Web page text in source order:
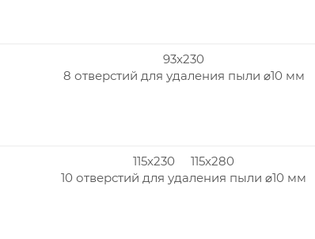
93x230
8 отверстий для удаления пыли ⌀10 мм
115x230 115x280
10 отверстий для удаления пыли ⌀10 мм